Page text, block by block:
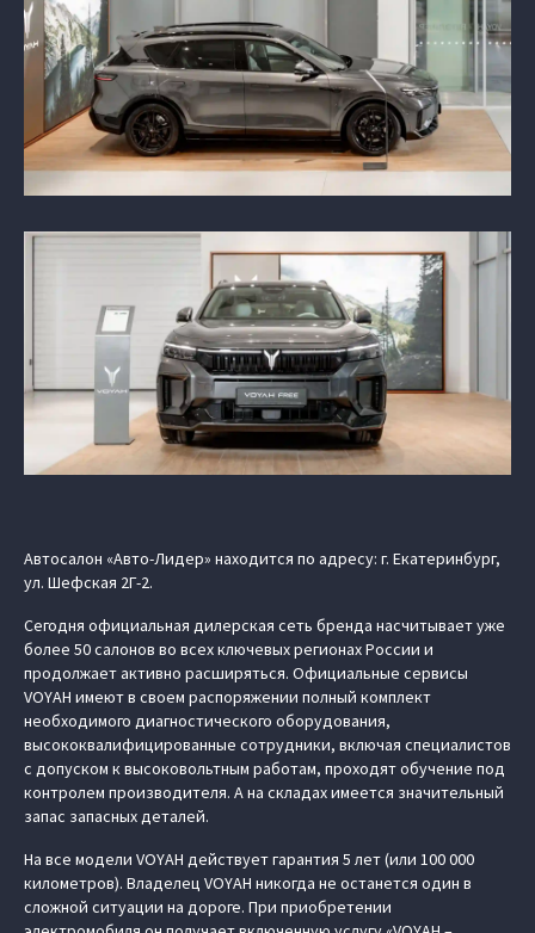
Автосалон «Авто-Лидер» находится по адресу: г. Екатеринбург,
ул. Шефская 2Г-2.
Сегодня официальная дилерская сеть бренда насчитывает уже
более 50 салонов во всех ключевых регионах России и
продолжает активно расширяться. Официальные сервисы
VOYAH имеют в своем распоряжении полный комплект
необходимого диагностического оборудования,
высококвалифицированные сотрудники, включая специалистов
с допуском к высоковольтным работам, проходят обучение под
контролем производителя. А на складах имеется значительный
запас запасных деталей.
На все модели VOYAH действует гарантия 5 лет (или 100 000
километров). Владелец VOYAH никогда не останется один в
сложной ситуации на дороге. При приобретении